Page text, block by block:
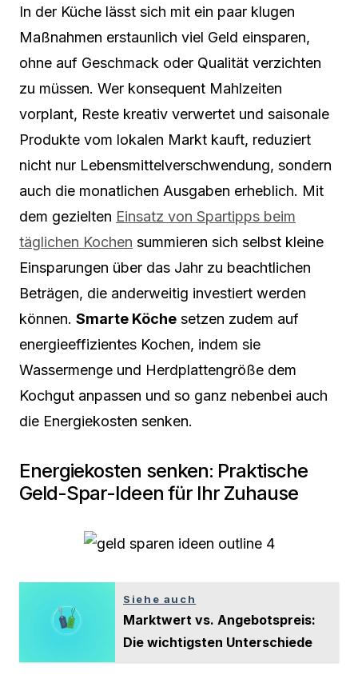
In der Küche lässt sich mit ein paar klugen
Maßnahmen erstaunlich viel Geld einsparen,
ohne auf Geschmack oder Qualität verzichten
zu müssen. Wer konsequent Mahlzeiten
vorplant, Reste kreativ verwertet und saisonale
Produkte vom lokalen Markt kauft, reduziert
nicht nur Lebensmittelverschwendung, sondern
auch die monatlichen Ausgaben erheblich. Mit
dem gezielten Einsatz von Spartipps beim
täglichen Kochen summieren sich selbst kleine
Einsparungen über das Jahr zu beachtlichen
Beträgen, die anderweitig investiert werden
können. Smarte Köche setzen zudem auf
energieeffizientes Kochen, indem sie
Wassermenge und Herdplattengröße dem
Kochgut anpassen und so ganz nebenbei auch
die Energiekosten senken.
Energiekosten senken: Praktische
Geld-Spar-Ideen für Ihr Zuhause
Siehe auch
Marktwert vs. Angebotspreis:
Die wichtigsten Unterschiede